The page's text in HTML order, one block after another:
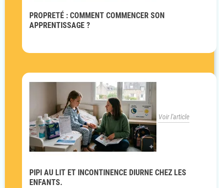
PROPRETÉ : COMMENT COMMENCER SON
APPRENTISSAGE ?
PIPI AU LIT ET INCONTINENCE DIURNE CHEZ LES
ENFANTS.
Voir l'article